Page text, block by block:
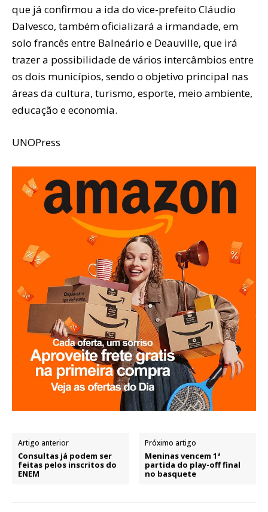
que já confirmou a ida do vice-prefeito Cláudio
Dalvesco, também oficializará a irmandade, em
solo francês entre Balneário e Deauville, que irá
trazer a possibilidade de vários intercâmbios entre
os dois municípios, sendo o objetivo principal nas
áreas da cultura, turismo, esporte, meio ambiente,
educação e economia.
UNOPress
Artigo anterior
Consultas já podem ser
feitas pelos inscritos do
ENEM
Próximo artigo
Meninas vencem 1ª
partida do play-off final
no basquete